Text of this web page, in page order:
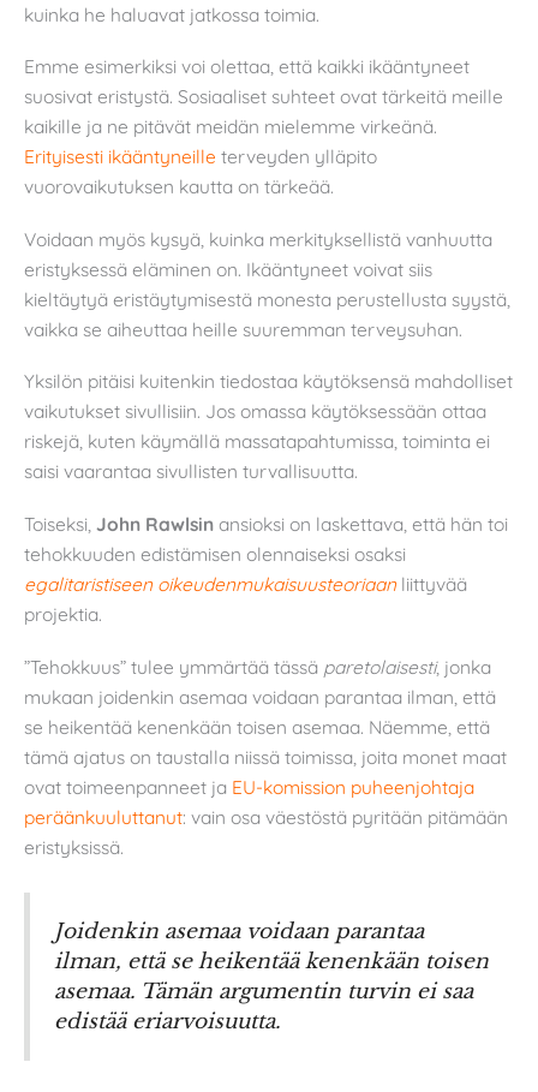
kuinka he haluavat jatkossa toimia.
Emme esimerkiksi voi olettaa, että kaikki ikääntyneet
suosivat eristystä. Sosiaaliset suhteet ovat tärkeitä meille
kaikille ja ne pitävät meidän mielemme virkeänä.
Erityisesti ikääntyneille terveyden ylläpito
vuorovaikutuksen kautta on tärkeää.
Voidaan myös kysyä, kuinka merkityksellistä vanhuutta
eristyksessä eläminen on. Ikääntyneet voivat siis
kieltäytyä eristäytymisestä monesta perustellusta syystä,
vaikka se aiheuttaa heille suuremman terveysuhan.
Yksilön pitäisi kuitenkin tiedostaa käytöksensä mahdolliset
vaikutukset sivullisiin. Jos omassa käytöksessään ottaa
riskejä, kuten käymällä massatapahtumissa, toiminta ei
saisi vaarantaa sivullisten turvallisuutta.
Toiseksi, John Rawlsin ansioksi on laskettava, että hän toi
tehokkuuden edistämisen olennaiseksi osaksi
egalitaristiseen oikeudenmukaisuusteoriaanliittyvää
projektia.
”Tehokkuus” tulee ymmärtää tässä paretolaisesti, jonka
mukaan joidenkin asemaa voidaan parantaa ilman, että
se heikentää kenenkään toisen asemaa. Näemme, että
tämä ajatus on taustalla niissä toimissa, joita monet maat
ovat toimeenpanneet ja EU-komission puheenjohtaja
peräänkuuluttanut: vain osa väestöstä pyritään pitämään
eristyksissä.
Joidenkin asemaa voidaan parantaa
ilman, että se heikentää kenenkään toisen
asemaa. Tämän argumentin turvin ei saa
edistää eriarvoisuutta.